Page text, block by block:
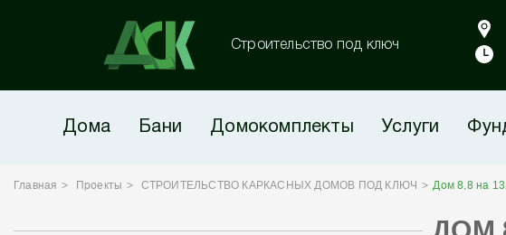
Строительство под ключ
Дома Бани Домокомплекты Услуги
Главная Проекты СТРОИТЕЛЬСТВО КАРКАСНЫХ ДОМОВ ПОД КЛЮЧ Дом 8,8 на